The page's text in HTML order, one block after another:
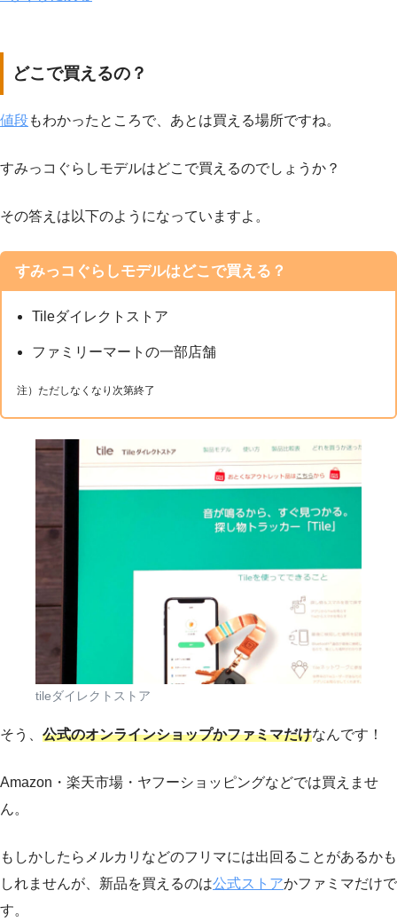
どこで買えるの？
値段もわかったところで、あとは買える場所ですね。
すみっコぐらしモデルはどこで買えるのでしょうか？
その答えは以下のようになっていますよ。
すみっコぐらしモデルはどこで買える？
Tileダイレクトストア
ファミリーマートの一部店舗
注）ただしなくなり次第終了
tileダイレクトストア
そう、 公式のオンラインショップかファミマだけなんです！
Amazon・楽天市場・ヤフーショッピングなどでは買えませ
ん。
もしかしたらメルカリなどのフリマには出回ることがあるかも
しれませんが、新品を買えるのは公式ストアかファミマだけで
す。